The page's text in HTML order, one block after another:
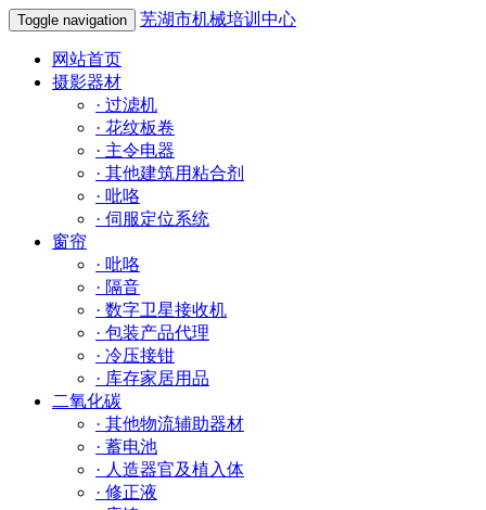
Toggle navigation 芜湖市机械培训中心
网站首页
摄影器材
· 过滤机
· 花纹板卷
· 主令电器
· 其他建筑用粘合剂
· 吡咯
· 伺服定位系统
窗帘
· 吡咯
· 隔音
· 数字卫星接收机
· 包装产品代理
· 冷压接钳
· 库存家居用品
二氧化碳
· 其他物流辅助器材
· 蓄电池
· 人造器官及植入体
· 修正液